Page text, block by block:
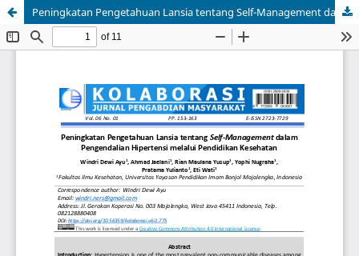
Peningkatan Pengetahuan Lansia tentang Self-Management dalam Pengendalian Hipertensi melalui Pendidikan Kesehatan